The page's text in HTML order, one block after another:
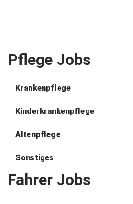
Pflege Jobs
Krankenpflege
Kinderkrankenpflege
Altenpflege
Sonstiges
Fahrer Jobs